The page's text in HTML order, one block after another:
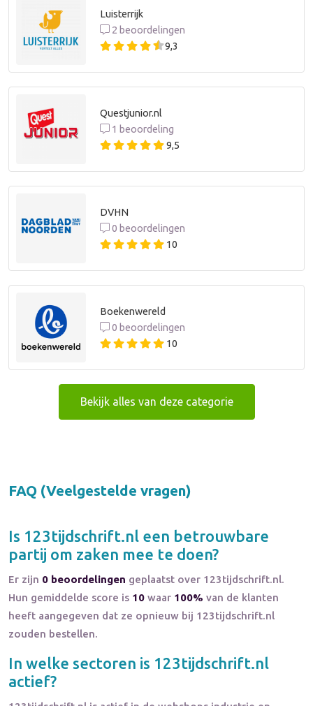
Luisterrijk
2 beoordelingen
9,3
Questjunior.nl
1 beoordeling
9,5
DVHN
0 beoordelingen
10
Boekenwereld
0 beoordelingen
10
Bekijk alles van deze categorie
FAQ (Veelgestelde vragen)
Is 123tijdschrift.nl een betrouwbare
partij om zaken mee te doen?
Er zijn 0 beoordelingen geplaatst over 123tijdschrift.nl.
Hun gemiddelde score is 10 waar 100% van de klanten
heeft aangegeven dat ze opnieuw bij 123tijdschrift.nl
zouden bestellen.
In welke sectoren is 123tijdschrift.nl
actief?